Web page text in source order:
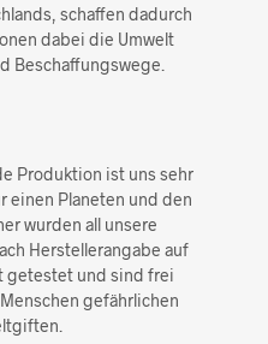
schaffen dadurch
dabei die Umwelt
Beschaffungswege.
Produktion ist uns sehr
einen Planeten und den
wurden all unsere
Herstellerangabe auf
getestet und sind frei
gefährlichen